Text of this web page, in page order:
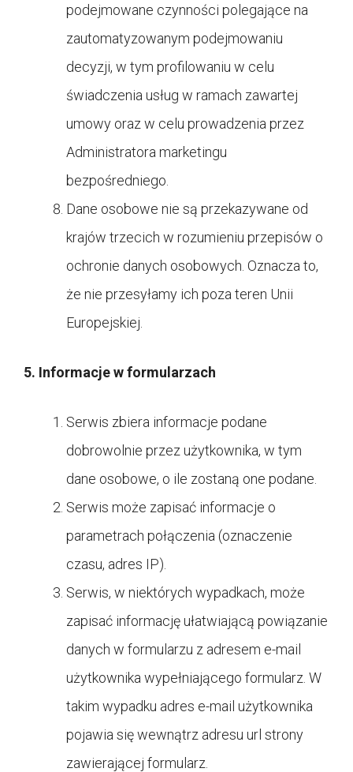
podejmowane czynności polegające na
zautomatyzowanym podejmowaniu
decyzji, w tym profilowaniu w celu
świadczenia usług w ramach zawartej
umowy oraz w celu prowadzenia przez
Administratora marketingu
bezpośredniego.
Dane osobowe nie są przekazywane od
krajów trzecich w rozumieniu przepisów o
ochronie danych osobowych. Oznacza to,
że nie przesyłamy ich poza teren Unii
Europejskiej.
5. Informacje w formularzach
Serwis zbiera informacje podane
dobrowolnie przez użytkownika, w tym
dane osobowe, o ile zostaną one podane.
Serwis może zapisać informacje o
parametrach połączenia (oznaczenie
czasu, adres IP).
Serwis, w niektórych wypadkach, może
zapisać informację ułatwiającą powiązanie
danych w formularzu z adresem e-mail
użytkownika wypełniającego formularz. W
takim wypadku adres e-mail użytkownika
pojawia się wewnątrz adresu url strony
zawierającej formularz.